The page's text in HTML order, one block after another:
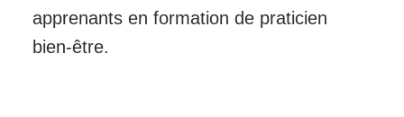
apprenants en formation de praticien
bien-être.